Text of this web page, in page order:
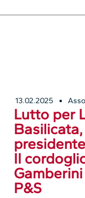
13.02.2025
Lutto per
Basilicata,
Il
P&S